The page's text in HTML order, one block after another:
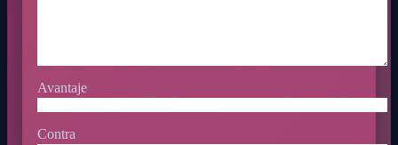
Avantaje
Contra